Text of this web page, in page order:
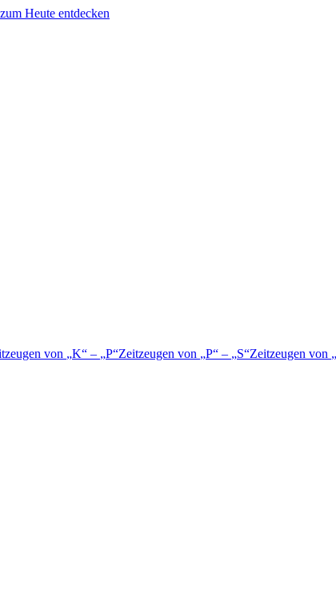
Heute entdecken
von K – P Zeitzeugen von P – S Zeitzeugen von